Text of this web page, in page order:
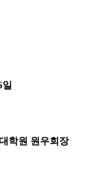
일
학원 원우회장